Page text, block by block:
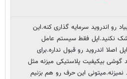
رو اندروید سرمایه گذاری کنه.این
نکنید.اپل فقط سیستم عامل
اصلا اندروید رو قبول نداره.برای
گوشی بیکیفیت پلاستیکی میزنه مثل
نمیزنه.میتونی این حرف رو هم بزنیم